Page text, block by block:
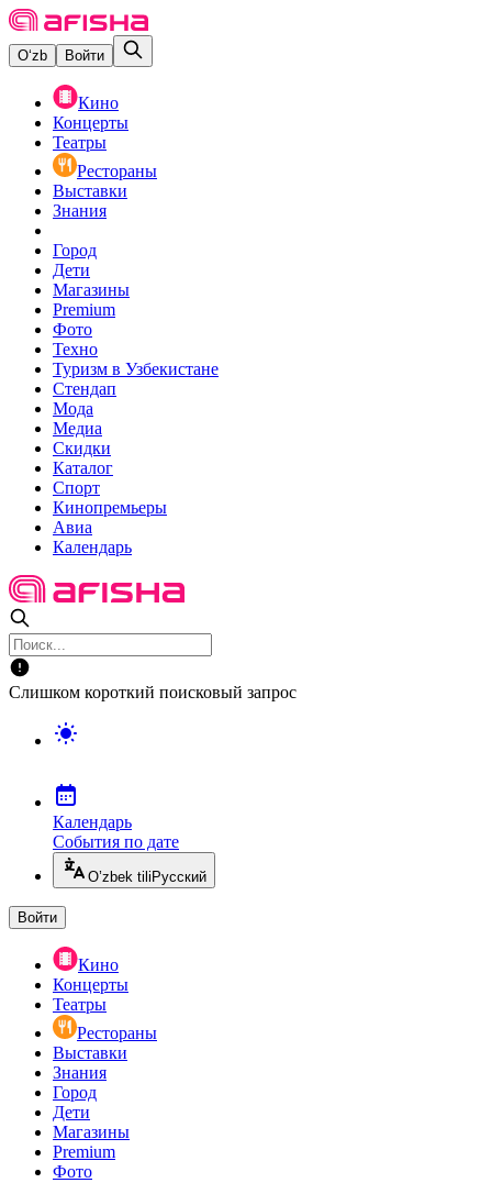
O‘zb Войти
Кино
Концерты
Театры
Рестораны
Выставки
Знания
Город
Дети
Магазины
Premium
Фото
Техно
Туризм в Узбекистане
Стендап
Мода
Медиа
Скидки
Каталог
Спорт
Кинопремьеры
Авиа
Календарь
Слишком короткий поисковый запрос
Календарь
События по дате
O’zbek tili Русский
Войти
Кино
Концерты
Театры
Рестораны
Выставки
Знания
Город
Дети
Магазины
Premium
Фото